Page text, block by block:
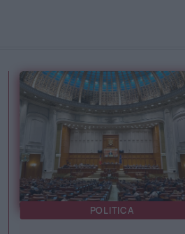
POLITICA